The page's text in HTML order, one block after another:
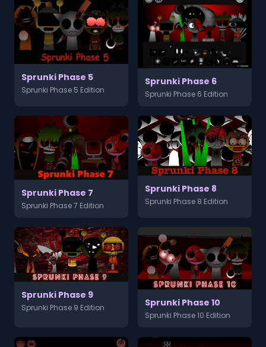
Sprunki Phase 5
Sprunki Phase 5 Edition
Sprunki Phase 6
Sprunki Phase 6 Edition
Sprunki Phase 7
Sprunki Phase 7 Edition
Sprunki Phase 8
Sprunki Phase 8 Edition
Sprunki Phase 9
Sprunki Phase 9 Edition Sprunki Phase 10
Sprunki Phase 10 Edition